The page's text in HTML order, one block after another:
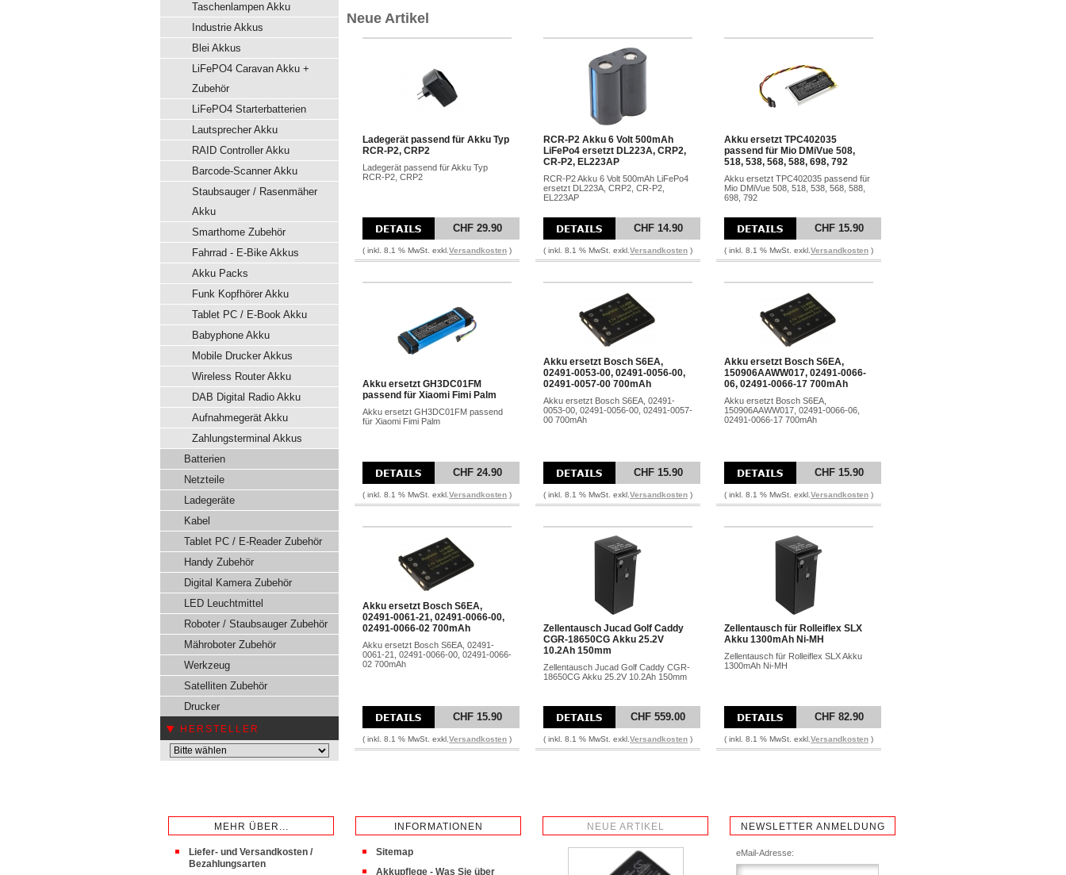
Taschenlampen Akku
Industrie Akkus
Blei Akkus
LiFePO4 Caravan Akku +
Zubehör
LiFePO4 Starterbatterien
Lautsprecher Akku
RAID Controller Akku
Barcode-Scanner Akku
Staubsauger / Rasenmäher
Akku
Smarthome Zubehör
Fahrrad - E-Bike Akkus
Akku Packs
Funk Kopfhörer Akku
Tablet PC / E-Book Akku
Babyphone Akku
Mobile Drucker Akkus
Wireless Router Akku
DAB Digital Radio Akku
Aufnahmegerät Akku
Zahlungsterminal Akkus
Batterien
Netzteile
Ladegeräte
Kabel
Tablet PC / E-Reader Zubehör
Handy Zubehör
Digital Kamera Zubehör
LED Leuchtmittel
Roboter / Staubsauger Zubehör
Mähroboter Zubehör
Werkzeug
Satelliten Zubehör
Drucker
HERSTELLER
Neue Artikel
Ladegerät passend für Akku Typ
RCR-P2, CRP2
Ladegerät passend für Akku Typ
RCR-P2, CRP2
CHF 29.90
( inkl. 8.1 % MwSt. exkl. Versandkosten )
RCR-P2 Akku 6 Volt 500mAh
LiFePo4 ersetzt DL223A, CRP2,
CR-P2, EL223AP
RCR-P2 Akku 6 Volt 500mAh LiFePo4
ersetzt DL223A, CRP2, CR-P2,
EL223AP
CHF 14.90
( inkl. 8.1 % MwSt. exkl. Versandkosten )
Akku ersetzt TPC402035
passend für Mio DMiVue 508,
518, 538, 568, 588, 698, 792
Akku ersetzt TPC402035 passend für
Mio DMiVue 508, 518, 538, 568, 588,
698, 792
CHF 15.90
( inkl. 8.1 % MwSt. exkl. Versandkosten )
Akku ersetzt GH3DC01FM
passend für Xiaomi Fimi Palm
Akku ersetzt GH3DC01FM passend
für Xiaomi Fimi Palm
CHF 24.90
( inkl. 8.1 % MwSt. exkl. Versandkosten )
Akku ersetzt Bosch S6EA,
02491-0053-00, 02491-0056-00,
02491-0057-00 700mAh
Akku ersetzt Bosch S6EA, 02491-
0053-00, 02491-0056-00, 02491-0057-
00 700mAh
CHF 15.90
( inkl. 8.1 % MwSt. exkl. Versandkosten )
Akku ersetzt Bosch S6EA,
150906AAWW017, 02491-0066-
06, 02491-0066-17 700mAh
Akku ersetzt Bosch S6EA,
150906AAWW017, 02491-0066-06,
02491-0066-17 700mAh
CHF 15.90
( inkl. 8.1 % MwSt. exkl. Versandkosten )
Akku ersetzt Bosch S6EA,
02491-0061-21, 02491-0066-00,
02491-0066-02 700mAh
Akku ersetzt Bosch S6EA, 02491-
0061-21, 02491-0066-00, 02491-0066-
02 700mAh
CHF 15.90
( inkl. 8.1 % MwSt. exkl. Versandkosten )
Zellentausch Jucad Golf Caddy
CGR-18650CG Akku 25.2V
10.2Ah 150mm
Zellentausch Jucad Golf Caddy CGR-
18650CG Akku 25.2V 10.2Ah 150mm
CHF 559.00
( inkl. 8.1 % MwSt. exkl. Versandkosten )
Zellentausch für Rolleiflex SLX
Akku 1300mAh Ni-MH
Zellentausch für Rolleiflex SLX Akku
1300mAh Ni-MH
CHF 82.90
( inkl. 8.1 % MwSt. exkl. Versandkosten )
MEHR ÜBER...
Liefer- und Versandkosten /
Bezahlungsarten
INFORMATIONEN
Sitemap
Akkupflege - Was Sie über
NEUE ARTIKEL NEWSLETTER ANMELDUNG
eMail-Adresse: